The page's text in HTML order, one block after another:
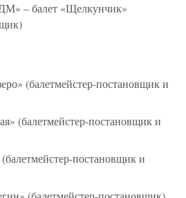
– балет «Щелкунчик»
(балетмейстер-постановщик и
(балетмейстер-постановщик и
постановщик и